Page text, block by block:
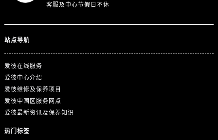
客服及中心节假日不休
站点导航
爱彼在线服务
爱彼中心介绍
爱彼维修及保养项目
爱彼中国区服务网点
爱彼最新资讯及保养知识
热门标签